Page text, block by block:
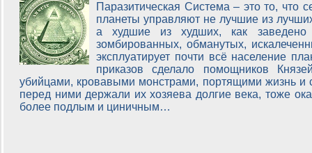
Паразитическая Система – это то, что
планеты управляют не лучшие из
а худшие из худших, как
зомбированных, обманутых,
эксплуатирует почти всё население
приказов сделало помощников
убийцами, кровавыми монстрами, портящими жизнь и
перед ними держали их хозяева долгие века, тоже
более подлым и циничным…